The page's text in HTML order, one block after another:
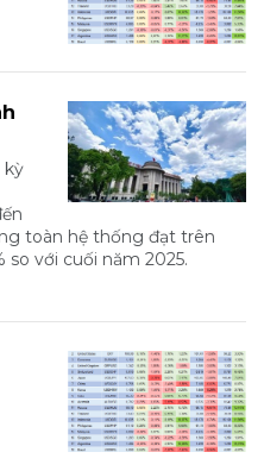
kỳ
toàn hệ thống đạt trên
so với cuối năm 2025.